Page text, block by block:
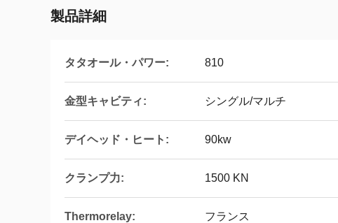
製品詳細
タタオール・パワー: 810
金型キャビティ: シングル/マルチ
デイヘッド・ヒート: 90kw
クランプ力: 1500 KN
Thermorelay: フランス